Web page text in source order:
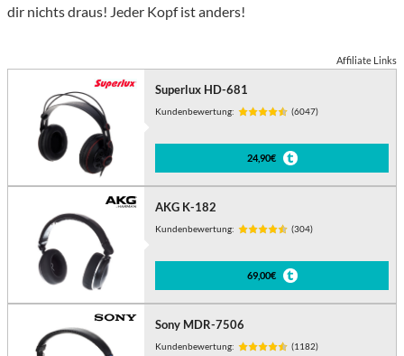
dir nichts draus! Jeder Kopf ist anders!
Affiliate Links
Superlux HD-681
Kundenbewertung: (6047)
24,90€
AKG K-182
Kundenbewertung: (304)
69,00€
Sony MDR-7506
Kundenbewertung: (1182)